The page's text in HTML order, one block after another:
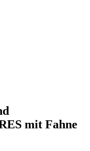
mit Fahne